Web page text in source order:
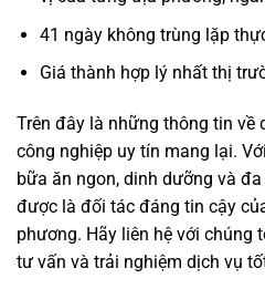
41 ngày không trùng lặp
Giá thành hợp lý nhất thị
Trên đây là những thông tin về
công nghiệp uy tín mang lại.
bữa ăn ngon, dinh dưỡng và
được là đối tác đáng tin cậy
phương. Hãy liên hệ với chúng
tư vấn và trải nghiệm dịch vụ